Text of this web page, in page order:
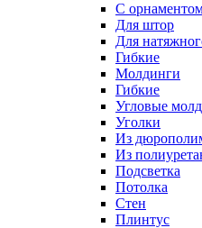
С
Для штор
Для
Гибкие
Молдинги
Гибкие
Угловые
Уголки
Из
Из
Подсветка
Потолка
Стен
Плинтус